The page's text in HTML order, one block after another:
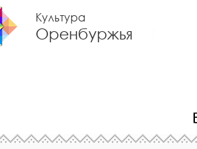
Культура
Оренбуржья